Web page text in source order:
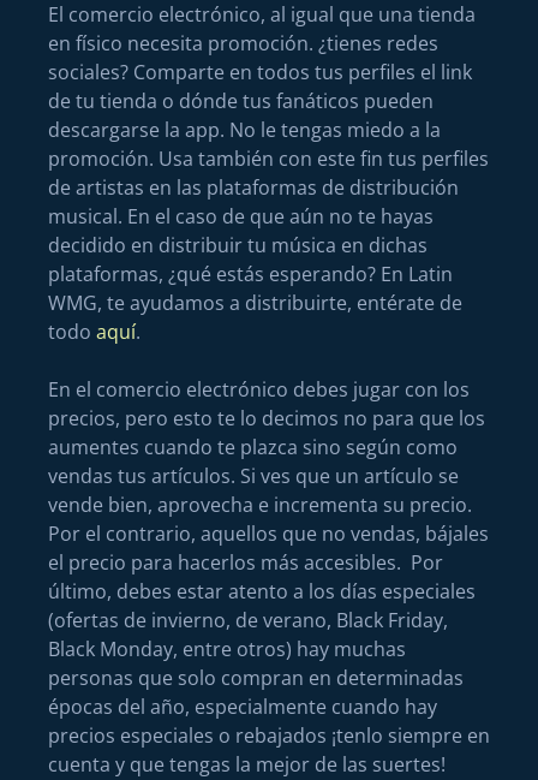
El comercio electrónico, al igual que una tienda
en físico necesita promoción. ¿tienes redes
sociales? Comparte en todos tus perfiles el link
de tu tienda o dónde tus fanáticos pueden
descargarse la app. No le tengas miedo a la
promoción. Usa también con este fin tus perfiles
de artistas en las plataformas de distribución
musical. En el caso de que aún no te hayas
decidido en distribuir tu música en dichas
plataformas, ¿qué estás esperando? En Latin
WMG, te ayudamos a distribuirte, entérate de
todo aquí.
En el comercio electrónico debes jugar con los
precios, pero esto te lo decimos no para que los
aumentes cuando te plazca sino según como
vendas tus artículos. Si ves que un artículo se
vende bien, aprovecha e incrementa su precio.
Por el contrario, aquellos que no vendas, bájales
el precio para hacerlos más accesibles. Por
último, debes estar atento a los días especiales
(ofertas de invierno, de verano, Black Friday,
Black Monday, entre otros) hay muchas
personas que solo compran en determinadas
épocas del año, especialmente cuando hay
precios especiales o rebajados ¡tenlo siempre en
cuenta y que tengas la mejor de las suertes!